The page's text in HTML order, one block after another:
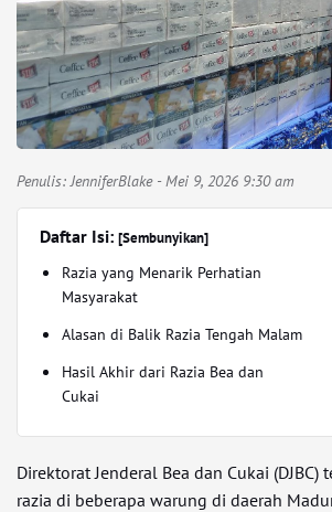
Penulis:JenniferBlake- Mei 9, 2026 9:30 am
Daftar Isi: [Sembunyikan]
Razia yang Menarik Perhatian
Masyarakat
Alasan di Balik Razia Tengah Malam
Hasil Akhir dari Razia Bea dan
Cukai
Direktorat Jenderal Bea dan Cukai (DJBC)
razia di beberapa warung di daerah